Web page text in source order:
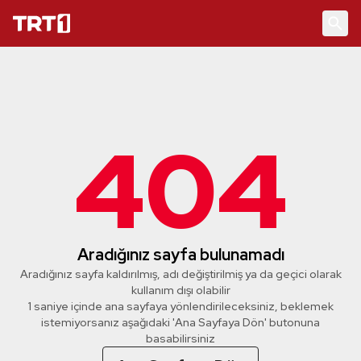
404
Aradığınız sayfa bulunamadı
Aradığınız sayfa kaldırılmış, adı değiştirilmiş ya da geçici olarak
kullanım dışı olabilir
1 saniye içinde ana sayfaya yönlendirileceksiniz, beklemek
istemiyorsanız aşağıdaki 'Ana Sayfaya Dön' butonuna
basabilirsiniz